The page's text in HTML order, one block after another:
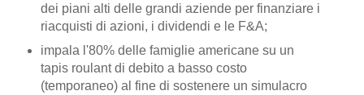
dei piani alti delle grandi aziende per finanziare i
riacquisti di azioni, i dividendi e le F&A;
impala l'80% delle famiglie americane su un
tapis roulant di debito a basso costo
(temporaneo) al fine di sostenere un simulacro